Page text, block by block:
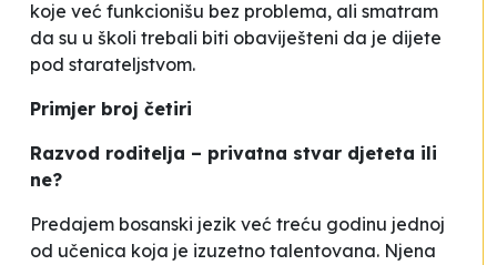
koje već funkcionišu bez problema, ali smatram
da su u školi trebali biti obaviješteni da je dijete
pod starateljstvom.
Primjer broj četiri
Razvod roditelja – privatna stvar djeteta ili
ne?
Predajem bosanski jezik već treću godinu jednoj
od učenica koja je izuzetno talentovana. Njena